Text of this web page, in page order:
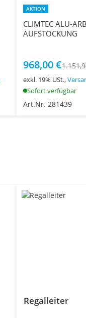
AKTION
CLIMTEC ALU-
AUFSTOCKUNG
968,00 €
exkl. 19% USt.,
Sofort verfügbar
Art.Nr. 281439
Regalleiter